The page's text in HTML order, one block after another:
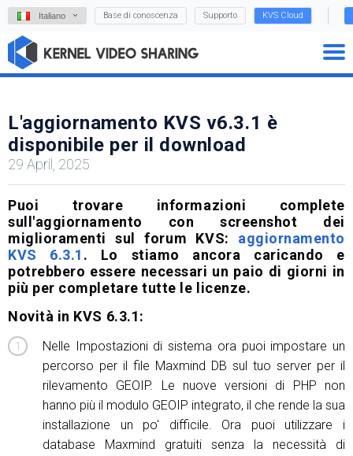
Italiano Base di conoscenza Supporto KVS Cloud
L'aggiornamento KVS v6.3.1 è
disponibile per il download
29 April, 2025
Puoi trovare informazioni complete
sull'aggiornamento con screenshot dei
miglioramenti sul forum KVS: aggiornamento
KVS 6.3.1 . Lo stiamo ancora caricando e
potrebbero essere necessari un paio di giorni in
più per completare tutte le licenze.
Novità in KVS 6.3.1:
Nelle Impostazioni di sistema ora puoi impostare un
percorso per il file Maxmind DB sul tuo server per il
rilevamento GEOIP. Le nuove versioni di PHP non
hanno più il modulo GEOIP integrato, il che rende la sua
installazione un po' difficile. Ora puoi utilizzare i
database Maxmind gratuiti senza la necessità di